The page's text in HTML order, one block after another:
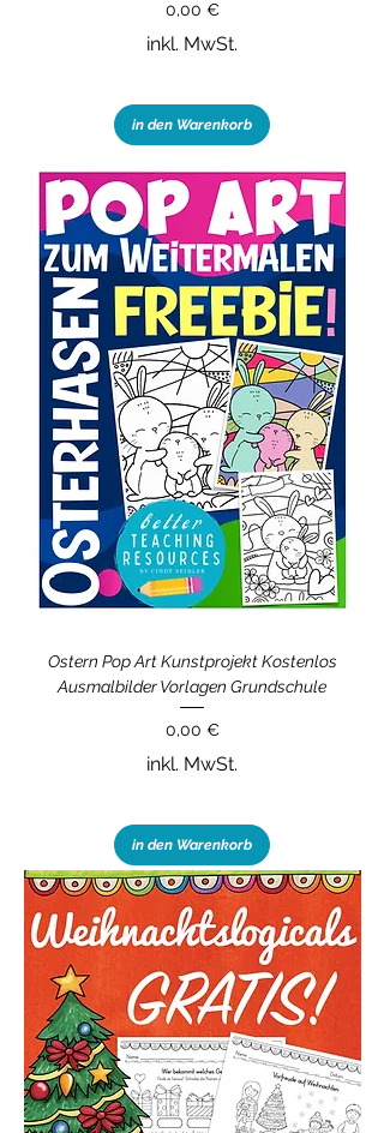
Preis
0,00 €
inkl. MwSt.
in den Warenkorb
Ostern Pop Art Kunstprojekt Kostenlos
Ausmalbilder Vorlagen Grundschule
Preis
0,00 €
inkl. MwSt.
in den Warenkorb